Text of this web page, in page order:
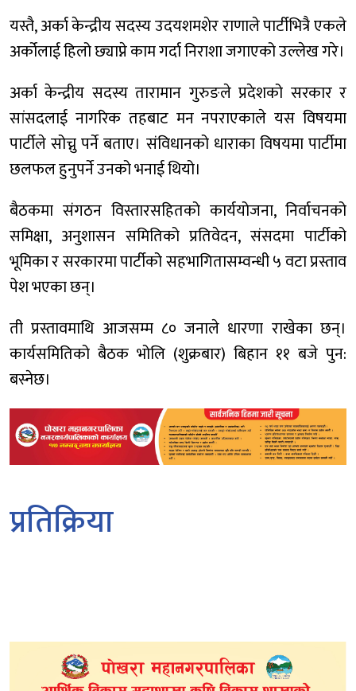
यस्तै, अर्का केन्द्रीय सदस्य उदयशमशेर राणाले पार्टीभित्रै एकले
अर्कोलाई हिलो छ्याप्ने काम गर्दा निराशा जगाएको उल्लेख गरे।
अर्का केन्द्रीय सदस्य तारामान गुरुङले प्रदेशको सरकार र
सांसदलाई नागरिक तहबाट मन नपराएकाले यस विषयमा
पार्टीले सोच्नु पर्ने बताए। संविधानको धाराका विषयमा पार्टीमा
छलफल हुनुपर्ने उनको भनाई थियो।
बैठकमा संगठन विस्तारसहितको कार्ययोजना, निर्वाचनको
समिक्षा, अनुशासन समितिको प्रतिवेदन, संसदमा पार्टीको
भूमिका र सरकारमा पार्टीको सहभागितासम्वन्धी ५ वटा प्रस्ताव
पेश भएका छन्।
ती प्रस्तावमाथि आजसम्म ८० जनाले धारणा राखेका छन्।
कार्यसमितिको बैठक भोलि (शुक्रबार) बिहान ११ बजे पुन:
बस्नेछ।
प्रतिक्रिया